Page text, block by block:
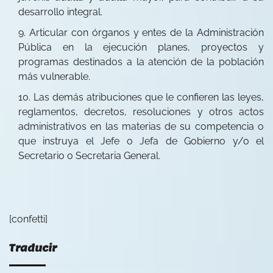
desarrollo integral.
Articular con órganos y entes de la Administración
Pública en la ejecución planes, proyectos y
programas destinados a la atención de la población
más vulnerable.
Las demás atribuciones que le confieren las leyes,
reglamentos, decretos, resoluciones y otros actos
administrativos en las materias de su competencia o
que instruya el Jefe o Jefa de Gobierno y/o el
Secretario o Secretaria General.
[confetti]
Traducir